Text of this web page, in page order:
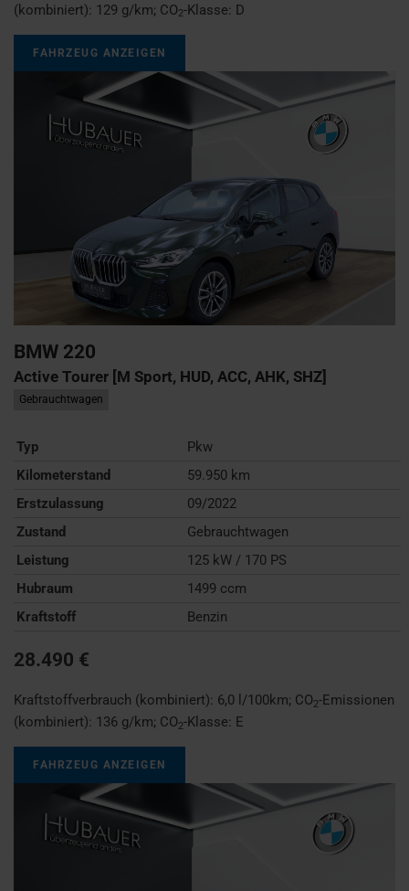
(kombiniert): 129 g/km; CO2-Klasse: D
FAHRZEUG ANZEIGEN
BMW 220
Active Tourer [M Sport, HUD, ACC, AHK, SHZ]
Gebrauchtwagen
Typ
Pkw
Kilometerstand
59.950 km
Erstzulassung
09/2022
Zustand
Gebrauchtwagen
Leistung
125 kW / 170 PS
Hubraum
1499 ccm
Kraftstoff
Benzin
28.490 €
Kraftstoffverbrauch (kombiniert): 6,0 l/100km; CO2-Emissionen
(kombiniert): 136 g/km; CO2-Klasse: E
FAHRZEUG ANZEIGEN